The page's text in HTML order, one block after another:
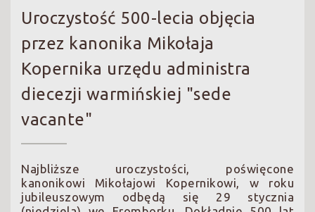
Uroczystość 500-lecia objęcia
przez kanonika Mikołaja
Kopernika urzędu administra
diecezji warmińskiej "sede
vacante"
Najbliższe uroczystości, poświęcone
kanonikowi Mikołajowi Kopernikowi, w roku
jubileuszowym odbędą się 29 stycznia